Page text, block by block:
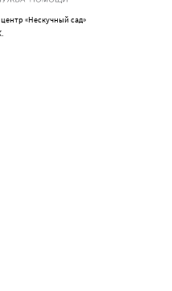
«Нескучный сад»